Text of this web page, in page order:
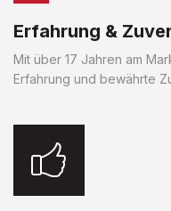
Erfahrung &
Mit über 17 Jahren am
Erfahrung und bewährte